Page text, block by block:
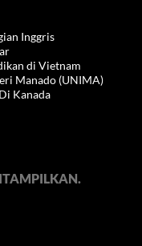
Inggris
di Vietnam
Manado (UNIMA)
Kanada